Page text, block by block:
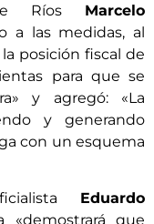
RíosMarcelo
a las medidas, al
posición fiscal de
para que se
y agregó: «La
y generando
con un esquema
Eduardo
«demostrará que